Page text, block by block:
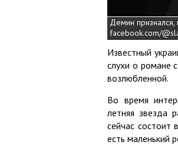
Демин
facebook.com/
Известный
слухи о романе
возлюбленной.
Во время
летняя звезда
сейчас состоит
есть маленький